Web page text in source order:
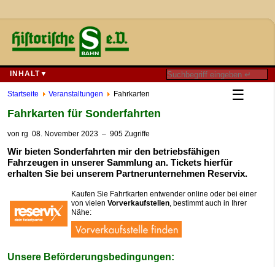
INHALT▼
☰
Startseite Veranstaltungen Fahrkarten
Fahrkarten für Sonderfahrten
von rg 08. November 2023 – 905 Zugriffe
Wir bieten Sonderfahrten mir den betriebsfähigen
Fahrzeugen in unserer Sammlung an. Tickets hierfür
erhalten Sie bei unserem Partnerunternehmen Reservix.
Kaufen Sie Fahrtkarten entwender online oder bei einer
von vielen Vorverkaufstellen, bestimmt auch in Ihrer
Nähe:
Unsere Beförderungsbedingungen: